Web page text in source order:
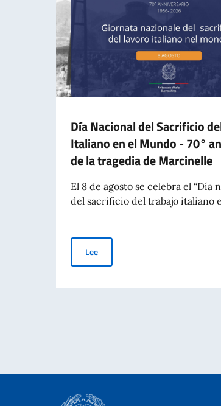
Día Nacional del Sacrificio
Italiano en el Mundo - 70°
de la tragedia de Marcinelle
El 8 de agosto se celebra el “Día
del sacrificio del trabajo italiano
LeeDía Nacional del Sacrificio del